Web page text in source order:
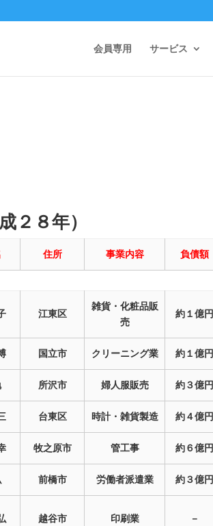
会員専用 サービス
２８年）
住所 事業内容 負債額
江東区
雑貨・化粧品販
売
約１億円
国立市 クリーニング業 約１億円
所沢市 婦人服販売 約３億円
台東区 時計・雑貨製造 約４億円
牧之原市 管工事 約６億円
前橋市 労働者派遣業 約３億円
越谷市 印刷業 －